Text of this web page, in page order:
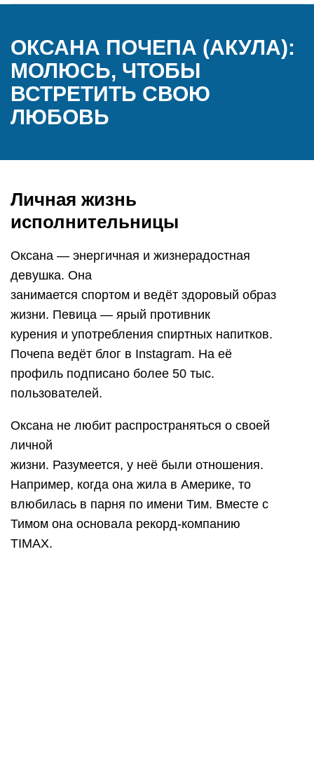
ОКСАНА ПОЧЕПА (АКУЛА):
МОЛЮСЬ, ЧТОБЫ
ВСТРЕТИТЬ СВОЮ
ЛЮБОВЬ
Личная жизнь
исполнительницы
Оксана — энергичная и жизнерадостная
девушка. Она
занимается спортом и ведёт здоровый образ
жизни. Певица — ярый противник
курения и употребления спиртных напитков.
Почепа ведёт блог в Instagram. На её
профиль подписано более 50 тыс.
пользователей.
Оксана не любит распространяться о своей
личной
жизни. Разумеется, у неё были отношения.
Например, когда она жила в Америке, то
влюбилась в парня по имени Тим. Вместе с
Тимом она основала рекорд-компанию
TIMAX.